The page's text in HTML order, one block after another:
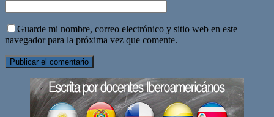
Guarde mi nombre, correo electrónico y sitio web en este
navegador para la próxima vez que comente.